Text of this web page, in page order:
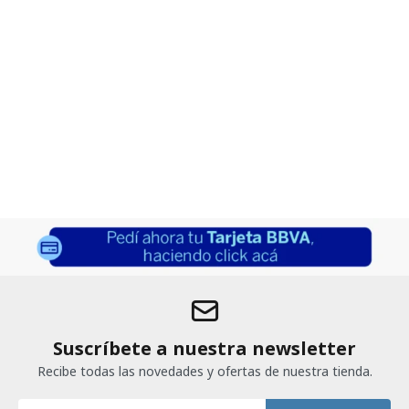
Suscríbete a nuestra newsletter
Recibe todas las novedades y ofertas de nuestra tienda.